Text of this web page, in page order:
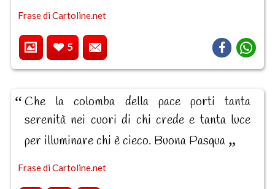
Frase di Cartoline.net
5
Che la colomba della pace porti tanta
serenità nei cuori di chi crede e tanta luce
per illuminare chi è cieco. Buona Pasqua
Frase di Cartoline.net